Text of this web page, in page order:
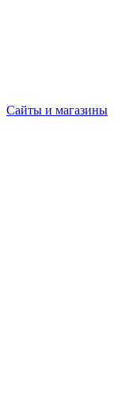
Сайты и магазины